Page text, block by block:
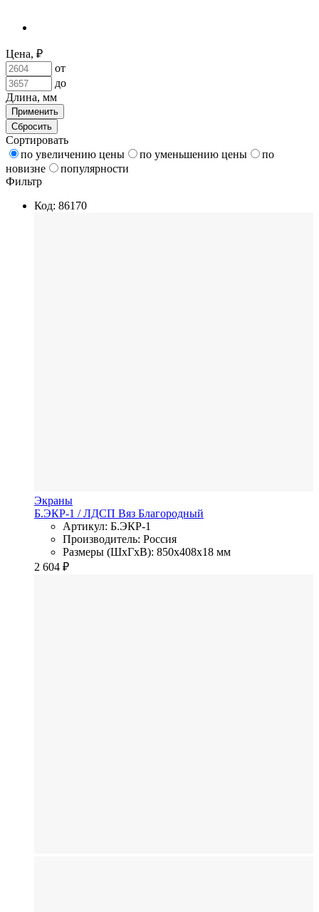
Цена, ₽
от
до
Длина, мм
Применить
Сбросить
Сортировать
по увеличению цены
по уменьшению цены
по
новизне
популярности
Фильтр
Код: 86170
Экраны
Б.ЭКР-1 / ЛДСП Вяз Благородный
Артикул: Б.ЭКР-1
Производитель: Россия
Размеры (ШхГхВ): 850x408x18 мм
2 604 ₽